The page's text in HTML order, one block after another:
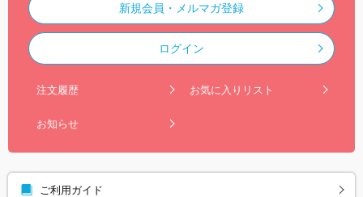
新規会員・メルマガ登録
ログイン
注文履歴 お気に入りリスト
お知らせ
ご利用ガイド